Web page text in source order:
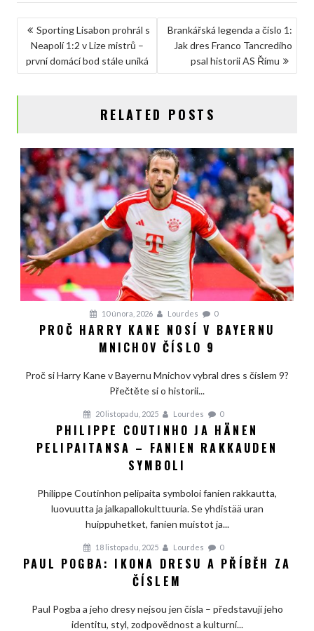
NAVIGACE
PRO
PŘÍSPĚVEK
Sporting Lisabon prohrál s
Neapolí 1:2 v Lize mistrů –
první domácí bod stále uniká
Brankářská legenda a číslo 1:
Jak dres Franco Tancrediho
psal historii AS Římu
RELATED POSTS
10 února, 2026 Lourdes 0
PROČ HARRY KANE NOSÍ V BAYERNU
MNICHOV ČÍSLO 9
Proč si Harry Kane v Bayernu Mnichov vybral dres s číslem 9?
Přečtěte si o historii...
20 listopadu, 2025 Lourdes 0
PHILIPPE COUTINHO JA HÄNEN
PELIPAITANSA – FANIEN RAKKAUDEN
SYMBOLI
Philippe Coutinhon pelipaita symboloi fanien rakkautta,
luovuutta ja jalkapallokulttuuria. Se yhdistää uran
huippuhetket, fanien muistot ja...
18 listopadu, 2025 Lourdes 0
PAUL POGBA: IKONA DRESU A PŘÍBĚH ZA
ČÍSLEM
Paul Pogba a jeho dresy nejsou jen čísla – představují jeho
identitu, styl, zodpovědnost a kulturní...